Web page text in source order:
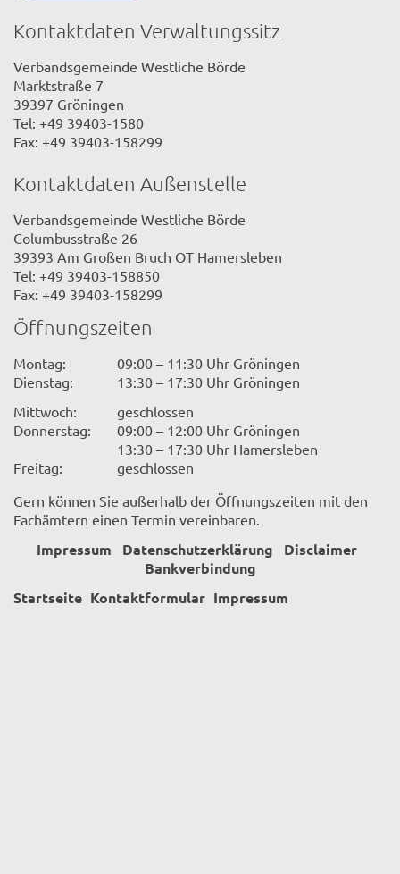
Kontaktdaten Verwaltungssitz
Verbandsgemeinde Westliche Börde
Marktstraße 7
39397 Gröningen
Tel: +49 39403-1580
Fax: +49 39403-158299
Kontaktdaten Außenstelle
Verbandsgemeinde Westliche Börde
Columbusstraße 26
39393 Am Großen Bruch OT Hamersleben
Tel: +49 39403-158850
Fax: +49 39403-158299
Öffnungszeiten
Montag:
09:00 – 11:30 Uhr Gröningen
Dienstag:
13:30 – 17:30 Uhr Gröningen
Mittwoch:
geschlossen
Donnerstag:
09:00 – 12:00 Uhr Gröningen
13:30 – 17:30 Uhr Hamersleben
Freitag:
geschlossen
Gern können Sie außerhalb der Öffnungszeiten mit den
Fachämtern einen Termin vereinbaren.
Impressum Datenschutzerklärung
Disclaimer
Bankverbindung
Startseite Kontaktformular Impressum